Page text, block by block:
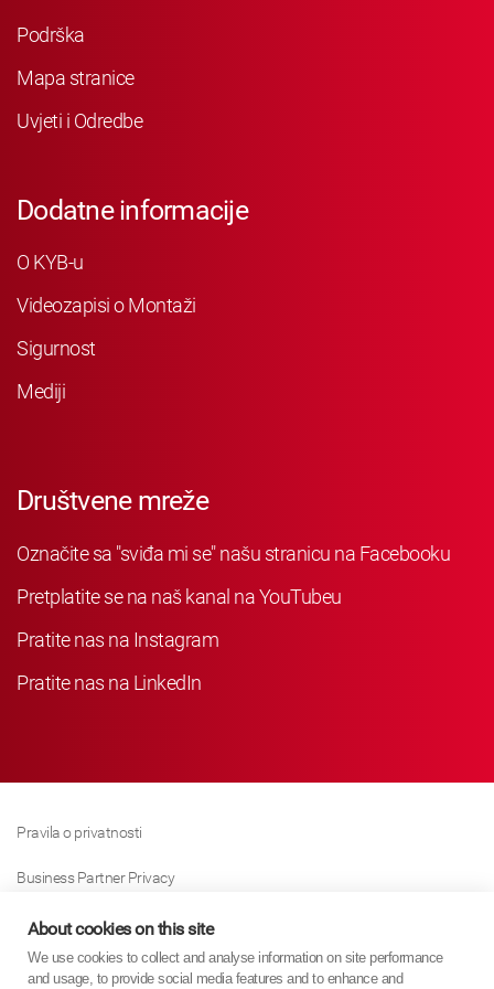
Podrška
Mapa stranice
Uvjeti i Odredbe
Dodatne informacije
O KYB-u
Videozapisi o Montaži
Sigurnost
Mediji
Društvene mreže
Označite sa "sviđa mi se" našu stranicu na Facebooku
Pretplatite se na naš kanal na YouTubeu
Pratite nas na Instagram
Pratite nas na LinkedIn
Pravila o privatnosti
Business Partner Privacy
Pravila O Kolačićima
Modern Slavery Act Policy
About cookies on this site
We use cookies to collect and analyse information on site performance
and usage, to provide social media features and to enhance and